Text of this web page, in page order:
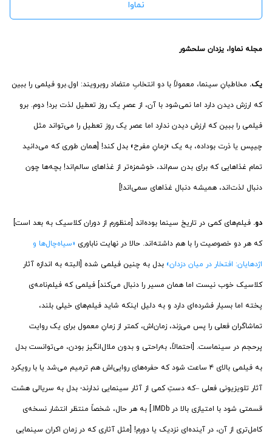
نماوا
مجله نماوا، یزدان سلحشور
یک. مخاطبانِ سینما، معمولاً با دو انتخابِ متضاد روبرویند: اول.برو فیلمی را ببین
که ارزش دیدن دارد اما نمی‌شود با آن، از عصرِ یک روز تعطیل لذت برد! دوم. برو
فیلمی را ببین که ارزش دیدن ندارد اما عصر یک روز تعطیل را می‌تواند مثل
چیپس یا ذرت بوداده، به یک «زمانِ مفرح» بدل کند! [همان طوری که می‌دانید
تمام غذاهایی که برای بدن سم‌اند، خوشمزه‌تر از غذاهای سالم‌اند! بچه‌ها چون
دنبال لذت‌اند، همیشه دنبال غذاهای سمی‌اند!]
دو. فیلم‌های کمی در تاریخ سینما بوده‌اند [منظورم از دوران کلاسیک به بعد است]
که هر دو خصوصیت را با هم داشته‌اند. حالا در نهایت ناباوری «سیاه‌‌چال‌‌ها و
اژدهایان: افتخار در میان دزدان» بدل به چنین فیلمی شده [البته به اندازه آثار
کلاسیک خوب نیست اما همان مسیر را دنبال می‌کند] فیلمی که فیلم‌نامه‌ی
پخته اما بسیار فشرده‌ای دارد و به دلیل اینکه شاید فیلم‌های خیلی بلند،
تماشاگران فعلی را پس می‌زند، زمان‌اش، کمتر از زمانِ معمول برای یک روایت
پرحجم در سینماست. [احتمالاً، به‌راحتی و بدون ملال‌انگیز بودن، می‌توانست بدل
به فیلمی بالای ۴ ساعت شود که حفره‌های روایی‌اش هم ترمیم می‌شد یا با رویکرد
آثار تلویزیونی فعلی –که دستِ کمی از آثار سینمایی ندارند- بدل به سریالی هشت
قسمتی شود با امتیازی بالا در IMDb.] به هر حال، شخصاً منتظر انتشار نسخه‌ی
کامل‌تری از آن، در آینده‌ای نزدیک یا دورم! [مثل آثاری که در زمان اکران سینمایی